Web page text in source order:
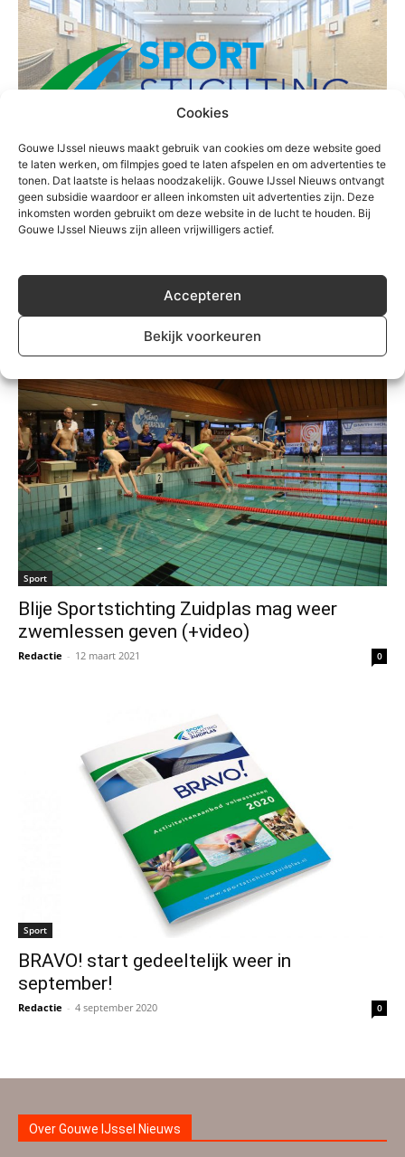
Cookies
Gouwe IJssel nieuws maakt gebruik van cookies om deze website goed
te laten werken, om filmpjes goed te laten afspelen en om advertenties te
tonen. Dat laatste is helaas noodzakelijk. Gouwe IJssel Nieuws ontvangt
geen subsidie waardoor er alleen inkomsten uit advertenties zijn. Deze
inkomsten worden gebruikt om deze website in de lucht te houden. Bij
Gouwe IJssel Nieuws zijn alleen vrijwilligers actief.
Accepteren
Bekijk voorkeuren
Sport
Sportstichting Zuidplas start in april een
kinderen in kaart te brengen
Sport
Blije Sportstichting Zuidplas mag weer
zwemlessen geven (+video)
Redactie - 12 maart 2021 0
Sport
BRAVO! start gedeeltelijk weer in
september!
Redactie - 4 september 2020 0
Over Gouwe IJssel Nieuws